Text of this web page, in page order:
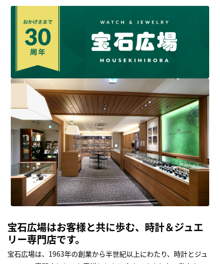
宝石広場はお客様と共に歩む、時計＆ジュエ
リー専門店です。
宝石広場は、1963年の創業から半世紀以上にわたり、時計とジュ